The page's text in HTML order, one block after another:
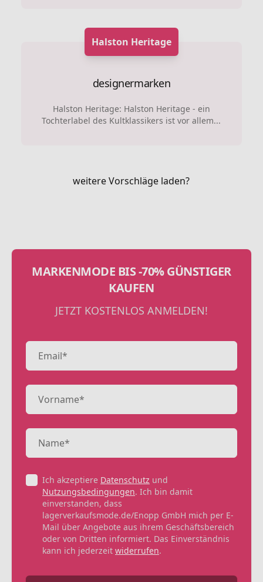
Halston Heritage
designermarken
Halston Heritage: Halston Heritage - ein
Tochterlabel des Kultklassikers ist vor allem...
weitere Vorschläge laden?
MARKENMODE BIS -70% GÜNSTIGER
KAUFEN
JETZT KOSTENLOS ANMELDEN!
Ich akzeptiere Datenschutz und
Nutzungsbedingungen. Ich bin damit
einverstanden, dass
lagerverkaufsmode.de/Enopp GmbH mich per E-
Mail über Angebote aus ihrem Geschäftsbereich
oder von Dritten informiert. Das Einverständnis
kann ich jederzeit widerrufen.